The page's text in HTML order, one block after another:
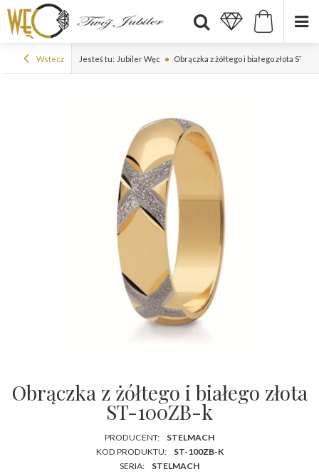
Wstecz Jesteś tu: Jubiler Węc Obrączka z żółtego i białego złota ST-
Obrączka z żółtego i białego złota
ST-100ZB-k
PRODUCENT:
STELMACH
KOD PRODUKTU:
ST-100ZB-K
SERIA:
STELMACH